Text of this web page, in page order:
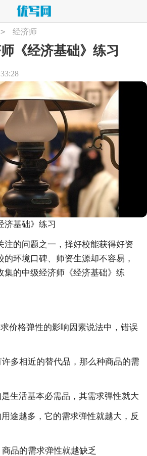
> 经济师
《经济基础》练习
济基础》练习
注的问题之一，择好校能获得好资
的环境口碑、师资生源却不容易，
集的中级经济师《经济基础》练
价格弹性的影响因素说法中，错误
多相近的替代品，那么种商品的需
生活基本必需品，其需求弹性就大
途越多，它的需求弹性就越大，反
品的需求弹性就越缺乏